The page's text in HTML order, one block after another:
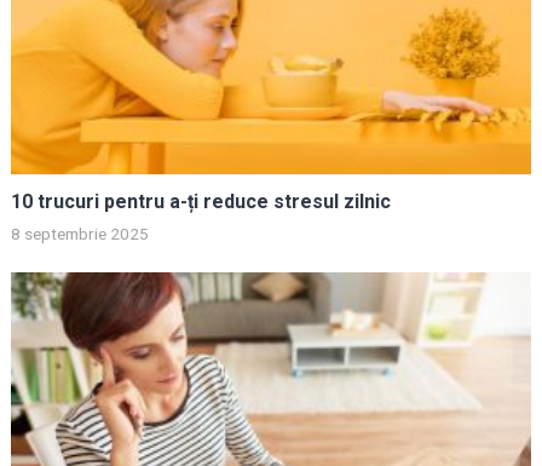
10 trucuri pentru a-ți reduce stresul zilnic
8 septembrie 2025